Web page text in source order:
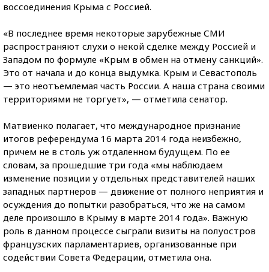
воссоединения Крыма с Россией.
«В последнее время некоторые зарубежные СМИ
распространяют слухи о некой сделке между Россией и
Западом по формуле «Крым в обмен на отмену санкций».
Это от начала и до конца выдумка. Крым и Севастополь
— это неотъемлемая часть России. А наша страна своими
территориями не торгует», — отметила сенатор.
Матвиенко полагает, что международное признание
итогов референдума 16 марта 2014 года неизбежно,
причем не в столь уж отдаленном будущем. По ее
словам, за прошедшие три года «мы наблюдаем
изменение позиции у отдельных представителей наших
западных партнеров — движение от полного неприятия и
осуждения до попытки разобраться, что же на самом
деле произошло в Крыму в марте 2014 года». Важную
роль в данном процессе сыграли визиты на полуостров
французских парламентариев, организованные при
содействии Совета Федерации, отметила она.